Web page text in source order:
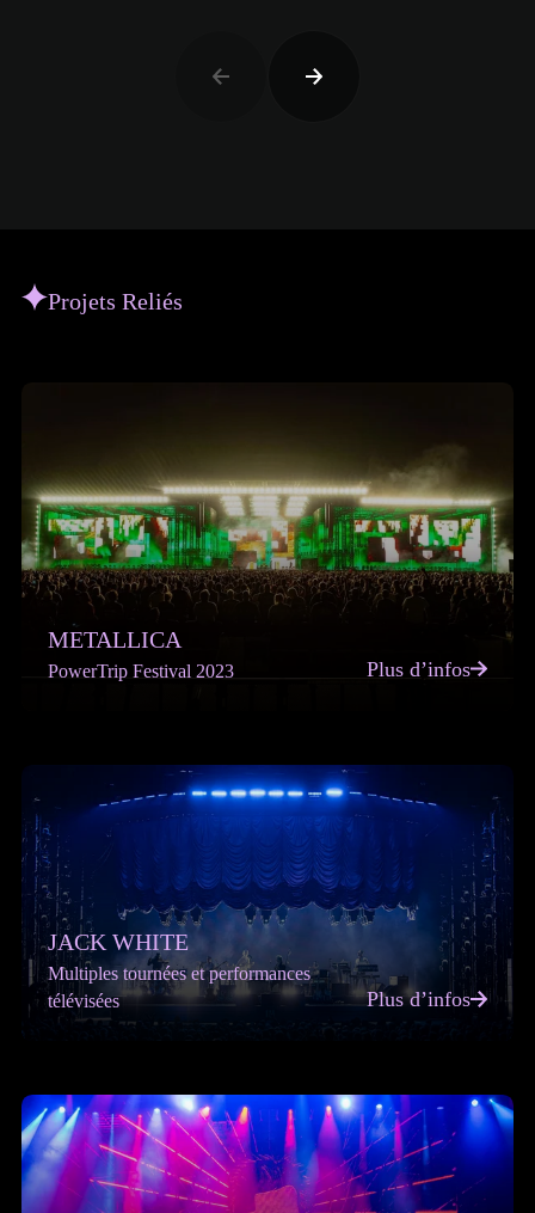
Projets Reliés
METALLICA
PowerTrip Festival 2023 Plus d’infos
JACK WHITE
Multiples tournées et performances
télévisées
Plus d’infos